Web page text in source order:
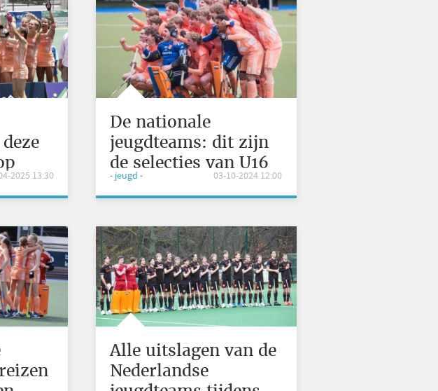
2025 13:30
De nationale
jeugdteams: dit zijn
de selecties van U16
en U18
- jeugd - 03-10-2024 12:00
Alle uitslagen van de
Nederlandse